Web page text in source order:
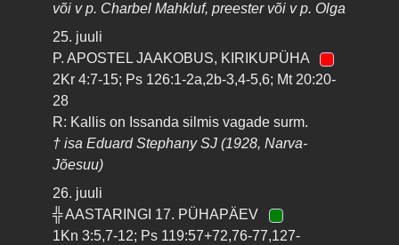
või v p. Charbel Mahkluf, preester või v p. Olga
25. juuli
P. APOSTEL JAAKOBUS, KIRIKUPÜHA
2Kr 4:7-15; Ps 126:1-2a,2b-3,4-5,6; Mt 20:20-
28
R: Kallis on Issanda silmis vagade surm.
† isa Eduard Stephany SJ (1928, Narva-
Jõesuu)
26. juuli
╬ AASTARINGI 17. PÜHAPÄEV
1Kn 3:5,7-12; Ps 119:57+72,76-77,127-